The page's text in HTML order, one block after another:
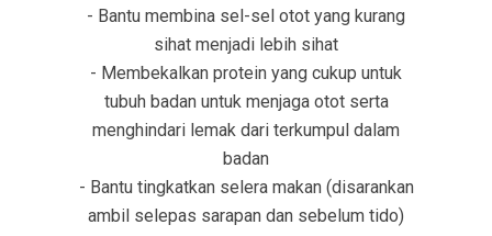
- Bantu membina sel-sel otot yang kurang
sihat menjadi lebih sihat
- Membekalkan protein yang cukup untuk
tubuh badan untuk menjaga otot serta
menghindari lemak dari terkumpul dalam
badan
- Bantu tingkatkan selera makan (disarankan
ambil selepas sarapan dan sebelum tido)